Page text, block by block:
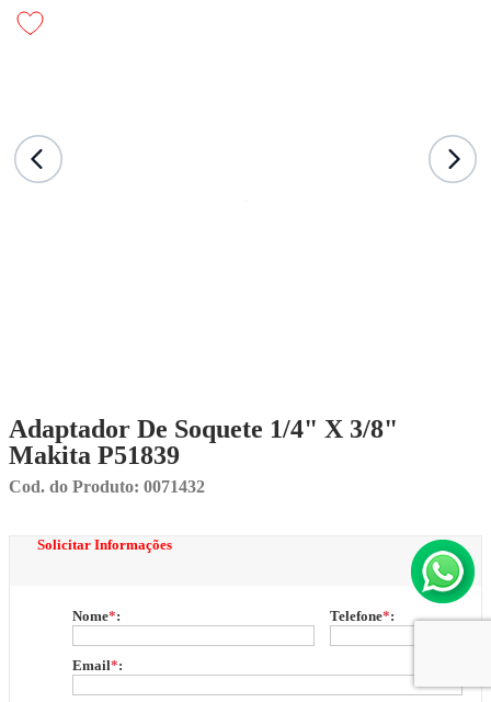
Adaptador De Soquete 1/4" X 3/8"
Makita P51839
Cod. do Produto: 0071432
Solicitar Informações
Nome*: Telefone*:
Email*: